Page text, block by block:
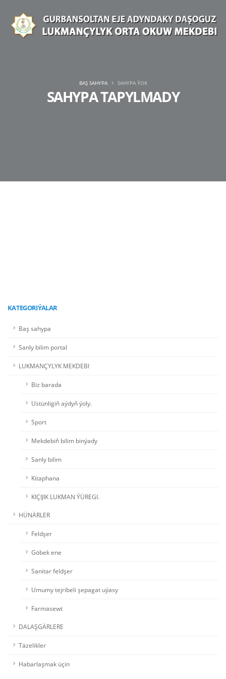
SAHYPA TAPYLMADY
BAŞ SAHYPA SAHYPA ÝOK
KATEGORIÝALAR
Baş sahypa
Sanly bilim portal
LUKMANÇYLYK MEKDEBI
Biz barada
Ustünligiň aýdyň ýoly.
Sport
Mekdebiň bilim binýady
Sanly bilim
Kitaphana
KIÇIJIK LUKMAN ÝÜREGI.
HÜNÄRLER
Feldşer
Göbek ene
Sanitar feldşer
Umumy tejribeli şepagat uýasy
Farmasewt
DALAŞGÄRLERE
Täzelikler
Habarlaşmak üçin